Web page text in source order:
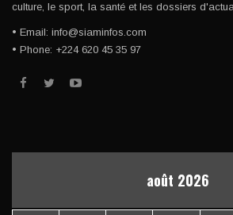
culture, le sport, la santé et les dossiers
• Email: info@siaminfos.com
• Phone: +224 620 45 35 97
août 2026